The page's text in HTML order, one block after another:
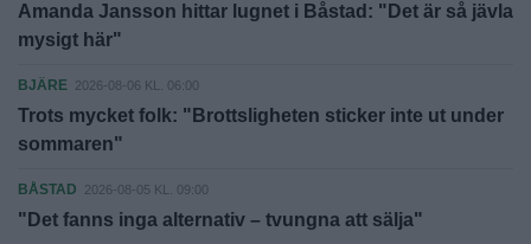
Amanda Jansson hittar lugnet i Båstad: "Det är så jävla
mysigt här"
BJÄRE 2026-08-06 KL. 06:00
Trots mycket folk: "Brottsligheten sticker inte ut under
sommaren"
BÅSTAD 2026-08-05 KL. 09:00
"Det fanns inga alternativ – tvungna att sälja"